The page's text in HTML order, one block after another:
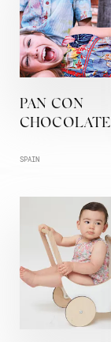
PAN CON
CHOCOLATE
SPAIN